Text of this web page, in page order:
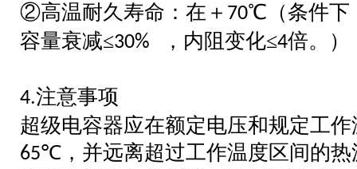
②高温耐久寿命 ：在＋ 70℃ （条件
容量衰减≤30% ，内阻变化≤4倍。 ）
4.注意事项
超级电容器应在额定电压和规定工
65℃ ，并远离超过工作温度区间的